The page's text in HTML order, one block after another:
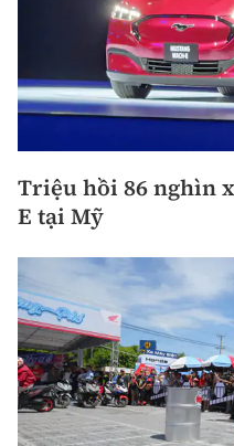
Triệu hồi 86 nghìn
E tại Mỹ